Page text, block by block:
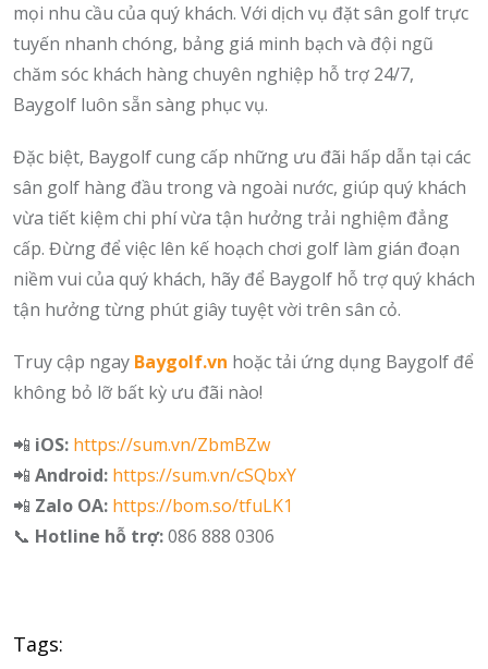
mọi nhu cầu của quý khách. Với dịch vụ đặt sân golf trực
tuyến nhanh chóng, bảng giá minh bạch và đội ngũ
chăm sóc khách hàng chuyên nghiệp hỗ trợ 24/7,
Baygolf luôn sẵn sàng phục vụ.
Đặc biệt, Baygolf cung cấp những ưu đãi hấp dẫn tại các
sân golf hàng đầu trong và ngoài nước, giúp quý khách
vừa tiết kiệm chi phí vừa tận hưởng trải nghiệm đẳng
cấp. Đừng để việc lên kế hoạch chơi golf làm gián đoạn
niềm vui của quý khách, hãy để Baygolf hỗ trợ quý khách
tận hưởng từng phút giây tuyệt vời trên sân cỏ.
Truy cập ngay Baygolf.vn hoặc tải ứng dụng Baygolf để
không bỏ lỡ bất kỳ ưu đãi nào!
📲 iOS: https://sum.vn/ZbmBZw
📲 Android: https://sum.vn/cSQbxY
📲 Zalo OA: https://bom.so/tfuLK1
📞 Hotline hỗ trợ:086 888 0306
Tags: